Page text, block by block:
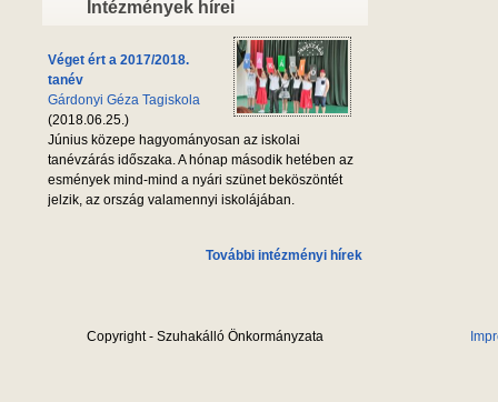
Intézmények hírei
Véget ért a 2017/2018.
tanév
Gárdonyi Géza Tagiskola
(2018.06.25.)
Június közepe hagyományosan az iskolai
tanévzárás időszaka. A hónap második hetében az
esmények mind-mind a nyári szünet beköszöntét
jelzik, az ország valamennyi iskolájában.
További intézményi hírek
Copyright - Szuhakálló Önkormányzata